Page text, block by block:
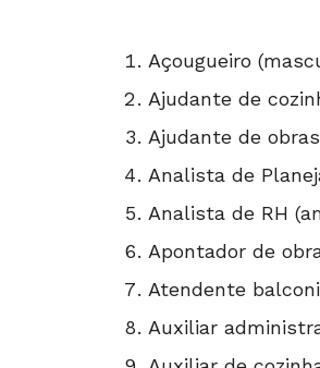
Açougueiro
Ajudante de
Ajudante de
Analista de
Analista de RH
Apontador de
Atendente
Auxiliar